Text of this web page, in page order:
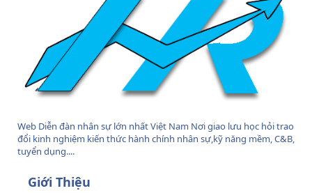
Web Diễn đàn nhân sự lớn nhất Việt Nam Nơi giao lưu học hỏi trao
đổi kinh nghiệm kiến thức hành chính nhân sự,kỹ năng mềm, C&B,
tuyển dụng....
Giới Thiệu